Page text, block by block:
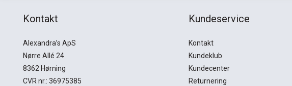
Kontakt
Alexandra’s ApS
Nørre Allé 24
8362 Hørning
CVR nr.: 36975385
Kundeservice
Kontakt
Kundeklub
Kundecenter
Returnering